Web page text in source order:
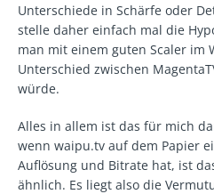
Unterschiede in Schärfe oder
stelle daher einfach mal die
man mit einem guten Scaler im
Unterschied zwischen
würde.
Alles in allem ist das für mich
wenn waipu.tv auf dem Papier
Auflösung und Bitrate hat, ist
ähnlich. Es liegt also die